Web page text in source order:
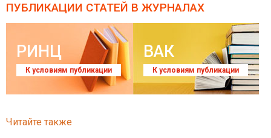
ПУБЛИКАЦИИ СТАТЕЙ В ЖУРНАЛАХ
РИНЦ
К условиям публикации
ВАК
К условиям публикации
Читайте также